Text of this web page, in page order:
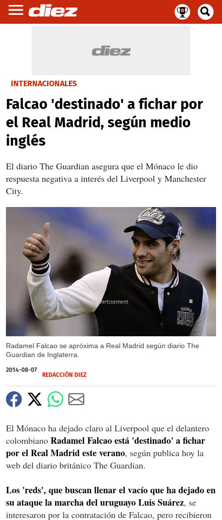
INTERNACIONALES
Falcao 'destinado' a fichar por
el Real Madrid, según medio
inglés
El diario The Guardian asegura que el Mónaco le dio
respuesta negativa a interés del Liverpool y Manchester
City.
Radamel Falcao se apróxima a Real Madrid según diario The
Guardian de Inglaterra.
X
2014-08-07
REDACCIÓN DIEZ
El Mónaco ha dejado claro al Liverpool que el delantero
colombiano Radamel Falcao está 'destinado' a fichar
por el Real Madrid este verano, según publica hoy la
web del diario británico The Guardian.
Los 'reds', que buscan llenar el vacío que ha dejado en
su ataque la marcha del uruguayo Luis Suárez, se
interesaron por la contratación de Falcao, pero recibieron